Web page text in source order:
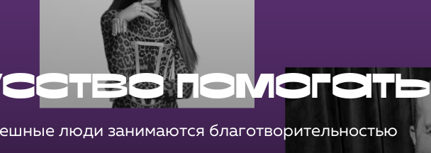
помогать
люди занимаются благотворительностью